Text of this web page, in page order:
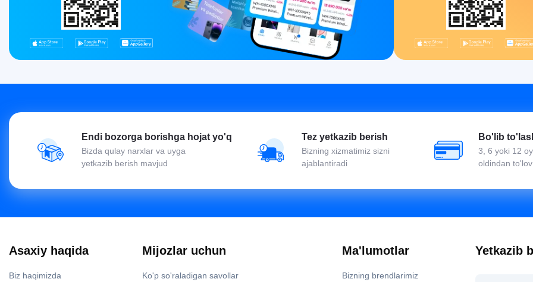
Endi bozorga borishga hojat yo'q
Bizda qulay narxlar va uyga
yetkazib berish mavjud
Tez yetkazib berish
Bizning xizmatimiz sizni
ajablantiradi
Bo'lib
3, 6 yoki 12
oldindan
Asaxiy haqida
Biz haqimizda
Mijozlar uchun
Ko'p so'raladigan savollar
Ma'lumotlar
Bizning brendlarimiz
Yetkazib